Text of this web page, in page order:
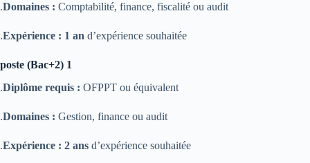
Domaines : Comptabilité, finance, fiscalité ou audit.
Expérience : 1 an d’expérience souhaitée.
1 poste (Bac+2)
Diplôme requis : OFPPT ou équivalent.
Domaines : Gestion, finance ou audit.
Expérience : 2 ans d’expérience souhaitée.